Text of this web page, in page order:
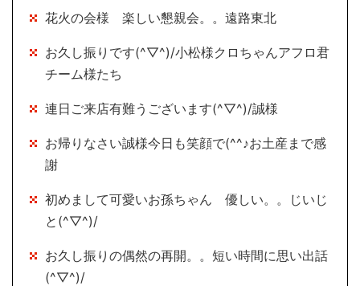
花火の会様 楽しい懇親会。。遠路東北
お久し振りです(^▽^)/小松様クロちゃんアフロ君
チーム様たち
連日ご来店有難うございます(^▽^)/誠様
お帰りなさい誠様今日も笑顔で(^^♪お土産まで感
謝
初めまして可愛いお孫ちゃん 優しい。。じいじ
と(^▽^)/
お久し振りの偶然の再開。。短い時間に思い出話
(^▽^)/